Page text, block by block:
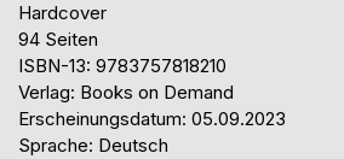
Hardcover
94 Seiten
ISBN-13: 9783757818210
Verlag: Books on Demand
Erscheinungsdatum: 05.09.2023
Sprache: Deutsch